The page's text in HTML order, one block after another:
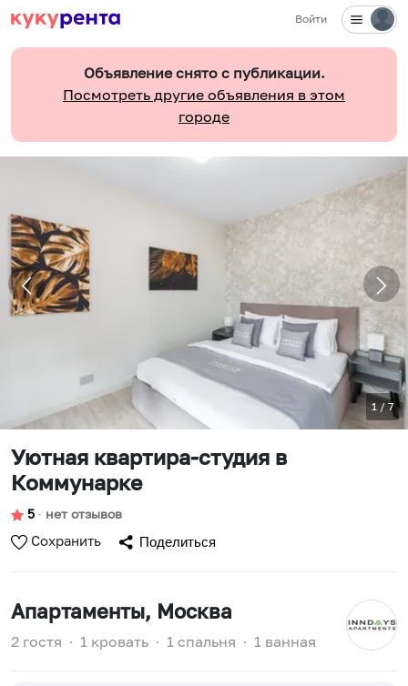
Войти
Объявление снято с публикации.
Посмотреть другие объявления в этом
городе
1/ 7
Уютная квартира-студия в
Коммунарке
5 ∙ нет отзывов
Сохранить Поделиться
Апартаменты, Москва
2 гостя ∙ 1 кровать ∙ 1 спальня ∙ 1 ванная